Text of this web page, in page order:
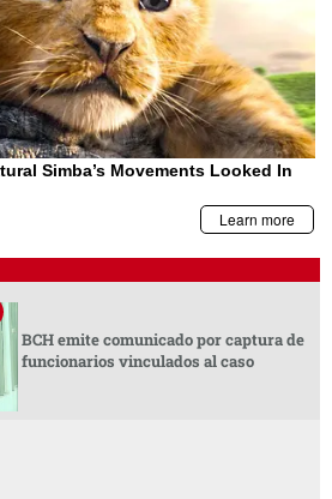
BCH emite comunicado por captura de
funcionarios vinculados al caso